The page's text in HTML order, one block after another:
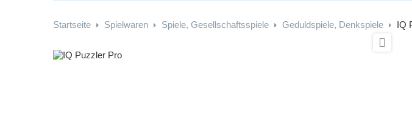
Startseite Spielwaren Spiele, Gesellschaftsspiele Geduldspiele, Denkspiele IQ
